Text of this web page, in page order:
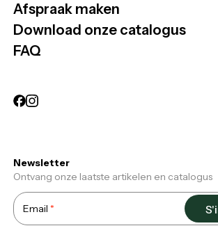
Afspraak maken
Download onze catalogus
FAQ
Newsletter
Ontvang onze laatste artikelen en catalogus
Email
Required